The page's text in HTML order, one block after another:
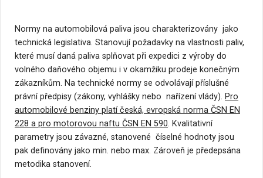
Normy na automobilová paliva jsou charakterizovány jako
technická legislativa. Stanovují požadavky na vlastnosti paliv,
které musí daná paliva splňovat při expedici z výroby do
volného daňového objemu i v okamžiku prodeje konečným
zákazníkům. Na technické normy se odvolávají příslušné
právní předpisy (zákony, vyhlášky nebo nařízení vlády). Pro
automobilové benziny platí česká, evropská norma ČSN EN
228 a pro motorovou naftu ČSN EN 590. Kvalitativní
parametry jsou závazné, stanovené číselné hodnoty jsou
pak definovány jako min. nebo max. Zároveň je předepsána
metodika stanovení.